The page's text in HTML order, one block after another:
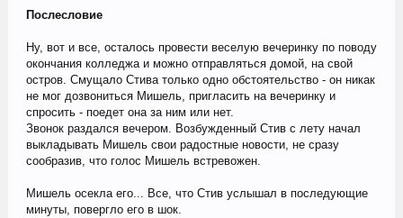
Послесловие
Ну, вот и все, осталось провести веселую вечеринку по поводу
окончания колледжа и можно отправляться домой, на свой
остров. Смущало Стива только одно обстоятельство - он никак
не мог дозвониться Мишель, пригласить на вечеринку и
спросить - поедет она за ним или нет.
Звонок раздался вечером. Возбужденный Стив с лету начал
выкладывать Мишель свои радостные новости, не сразу
сообразив, что голос Мишель встревожен.
Мишель осекла его... Все, что Стив услышал в последующие
минуты, повергло его в шок.